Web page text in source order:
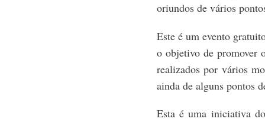
oriundos de vários
Este é um evento
o objetivo de promover
realizados por vários
ainda de alguns pontos
Esta é uma iniciativa